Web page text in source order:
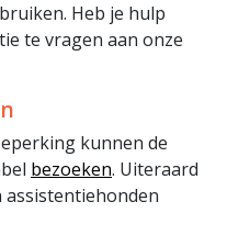
Heb je hulp
te vragen aan onze
kunnen de
bezoeken. Uiteraard